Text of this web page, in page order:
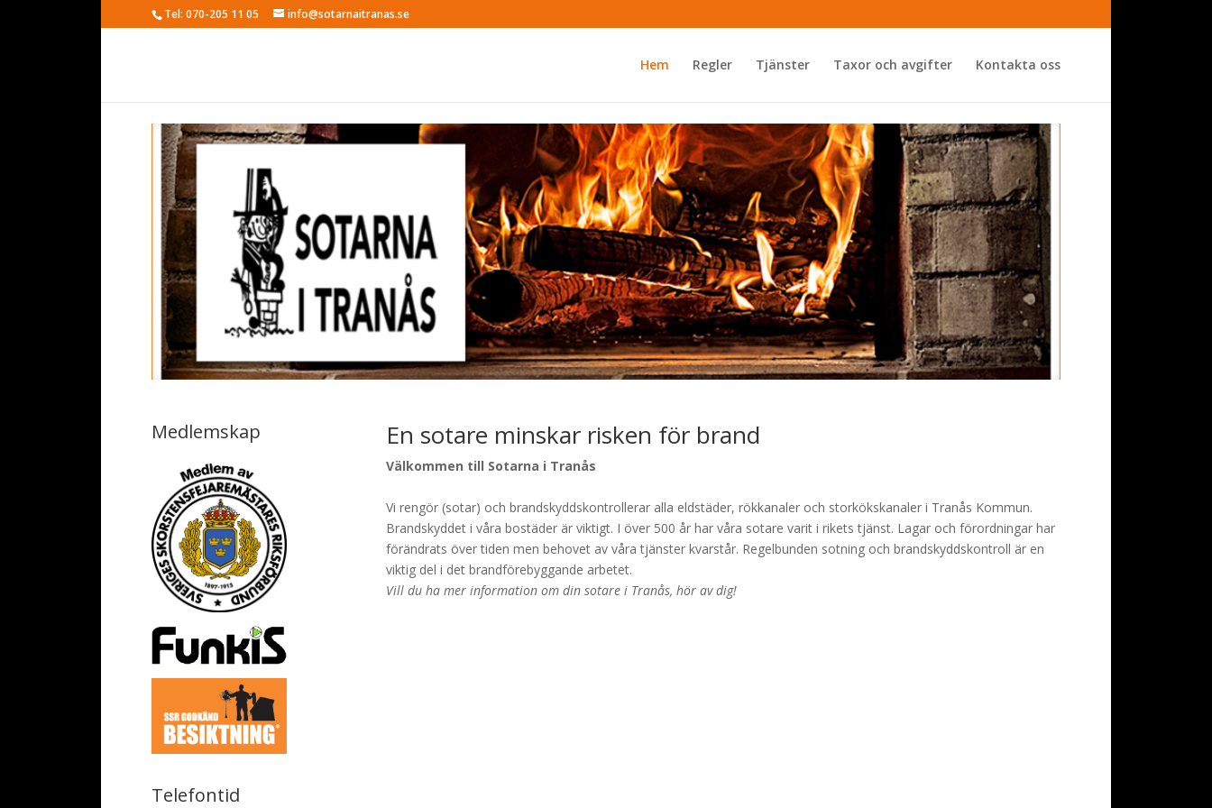
Tel: 070-205 11 05 info@sotarnaitranas.se
Hem Regler Tjänster Taxor och avgifter Kontakta oss
Medlemskap
Telefontid
En sotare minskar risken för brand
Välkommen till Sotarna i Tranås
Vi rengör (sotar) och brandskyddskontrollerar alla eldstäder, rökkanaler och storkökskanaler i Tranås Kommun.
Brandskyddet i våra bostäder är viktigt. I över 500 år har våra sotare varit i rikets tjänst. Lagar och förordningar har
förändrats över tiden men behovet av våra tjänster kvarstår. Regelbunden sotning och brandskyddskontroll är en
viktig del i det brandförebyggande arbetet.
Vill du ha mer information om din sotare i Tranås, hör av dig!